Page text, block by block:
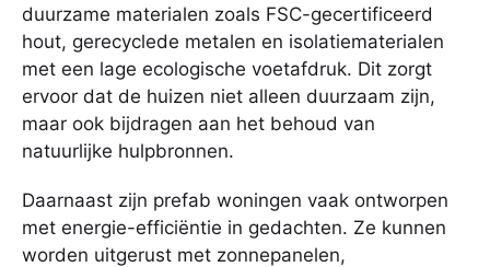
duurzame materialen zoals FSC-gecertificeerd
hout, gerecyclede metalen en isolatiematerialen
met een lage ecologische voetafdruk. Dit zorgt
ervoor dat de huizen niet alleen duurzaam zijn,
maar ook bijdragen aan het behoud van
natuurlijke hulpbronnen.
Daarnaast zijn prefab woningen vaak ontworpen
met energie-efficiëntie in gedachten. Ze kunnen
worden uitgerust met zonnepanelen,